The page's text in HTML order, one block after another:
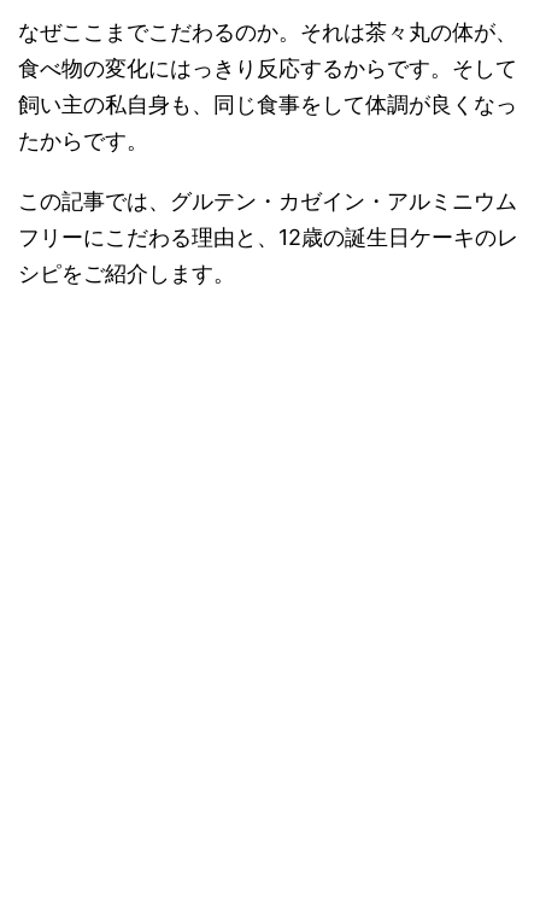
なぜここまでこだわるのか。それは茶々丸の体が、
食べ物の変化にはっきり反応するからです。そして
飼い主の私自身も、同じ食事をして体調が良くなっ
たからです。
この記事では、グルテン・カゼイン・アルミニウム
フリーにこだわる理由と、12歳の誕生日ケーキのレ
シピをご紹介します。